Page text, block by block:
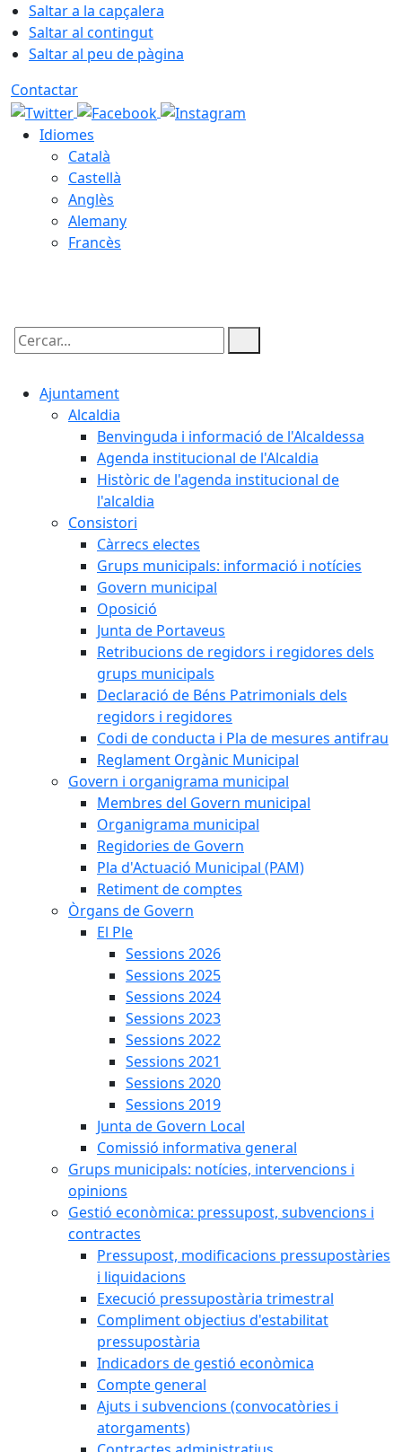
Saltar a la capçalera
Saltar al contingut
Saltar al peu de pàgina
Contactar
Idiomes
Català
Castellà
Anglès
Alemany
Francès
Cercar:
Ajuntament
Alcaldia
Benvinguda i informació de l'Alcaldessa
Agenda institucional de l'Alcaldia
Històric de l'agenda institucional de
l'alcaldia
Consistori
Càrrecs electes
Grups municipals: informació i notícies
Govern municipal
Oposició
Junta de Portaveus
Retribucions de regidors i regidores dels
grups municipals
Declaració de Béns Patrimonials dels
regidors i regidores
Codi de conducta i Pla de mesures antifrau
Reglament Orgànic Municipal
Govern i organigrama municipal
Membres del Govern municipal
Organigrama municipal
Regidories de Govern
Pla d'Actuació Municipal (PAM)
Retiment de comptes
Òrgans de Govern
El Ple
Sessions 2026
Sessions 2025
Sessions 2024
Sessions 2023
Sessions 2022
Sessions 2021
Sessions 2020
Sessions 2019
Junta de Govern Local
Comissió informativa general
Grups municipals: notícies, intervencions i
opinions
Gestió econòmica: pressupost, subvencions i
contractes
Pressupost, modificacions pressupostàries
i liquidacions
Execució pressupostària trimestral
Compliment objectius d'estabilitat
pressupostària
Indicadors de gestió econòmica
Compte general
Ajuts i subvencions (convocatòries i
atorgaments)